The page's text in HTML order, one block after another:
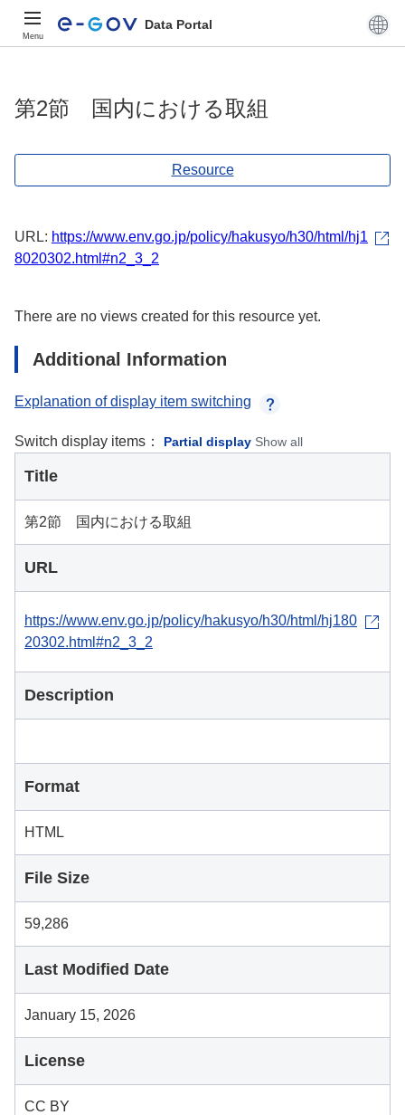
Menu
Data Portal
第2節 国内における取組
Resource
URL: https://www.env.go.jp/policy/hakusyo/h30/html/hj1
8020302.html#n2_3_2
There are no views created for this resource yet.
Additional Information
Explanation of display item switching
Switch display items： Partial display Show all
Title
第2節 国内における取組
URL
https://www.env.go.jp/policy/hakusyo/h30/html/hj180
20302.html#n2_3_2
Description
Format
HTML
File Size
59,286
Last Modified Date
January 15, 2026
License
CC BY